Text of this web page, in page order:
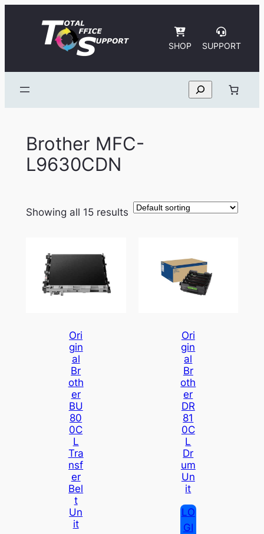
SHOP SUPPORT
Search
Brother MFC-
L9630CDN
Showing all 15 results
Ori
Gin
Al
Br
Oth
Er
BU
80
0C
L
Tra
Nsf
Er
Bel
T
Un
It
Ori
Gin
Al
Br
Oth
Er
DR
81
0C
L
Dr
Um
Un
It
LO
GI